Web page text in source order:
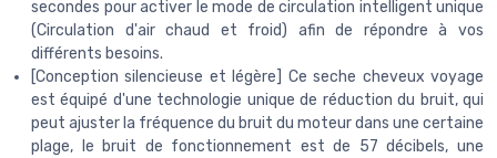
secondes pour activer le mode de circulation intelligent unique
(Circulation d'air chaud et froid) afin de répondre à vos
différents besoins.
[Conception silencieuse et légère] Ce seche cheveux voyage
est équipé d'une technologie unique de réduction du bruit, qui
peut ajuster la fréquence du bruit du moteur dans une certaine
plage, le bruit de fonctionnement est de 57 décibels, une